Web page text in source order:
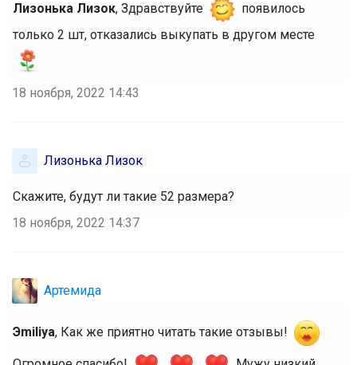
Лизонька Лизок, Здравствуйте
появилось
только 2 шт, отказались выкупать в другом месте
18 ноября, 2022 14:43
Лизонька Лизок
Скажите, будут ли такие 52 размера?
18 ноября, 2022 14:37
Артемида
Эmiliya, Как же приятно читать такие отзывы!